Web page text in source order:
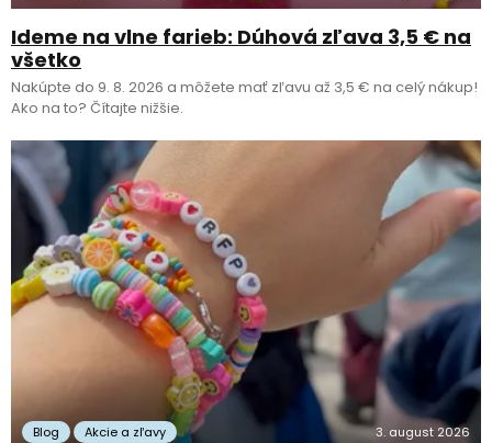
Ideme na vlne farieb: Dúhová zľava 3,5 € na
všetko
Nakúpte do 9. 8. 2026 a môžete mať zľavu až 3,5 € na celý nákup!
Ako na to? Čítajte nižšie.
Blog Akcie a zľavy 3. august 2026